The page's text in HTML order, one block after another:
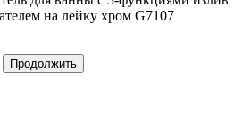
на лейку хром G7107
Продолжить